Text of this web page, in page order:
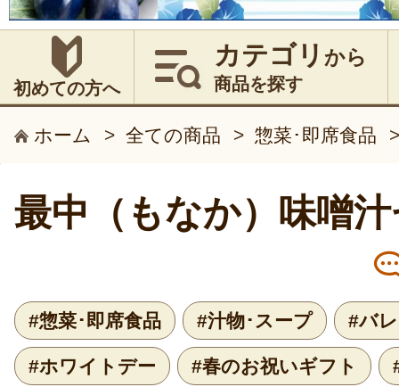
初めての方へ
カテゴリ から
商品を探す
ホーム > 全ての商品 > 惣菜･即席食品
最中（もなか）味噌
#惣菜･即席食品 #汁物･スープ #バ
#ホワイトデー #春のお祝いギフト